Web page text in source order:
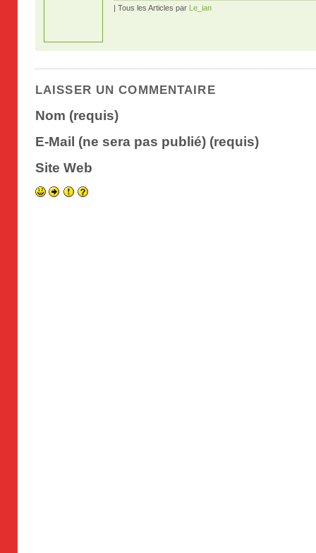
| Tous les Articles par Le_ian
LAISSER UN COMMENTAIRE
Nom (requis)
E-Mail (ne sera pas publié) (requis)
Site Web